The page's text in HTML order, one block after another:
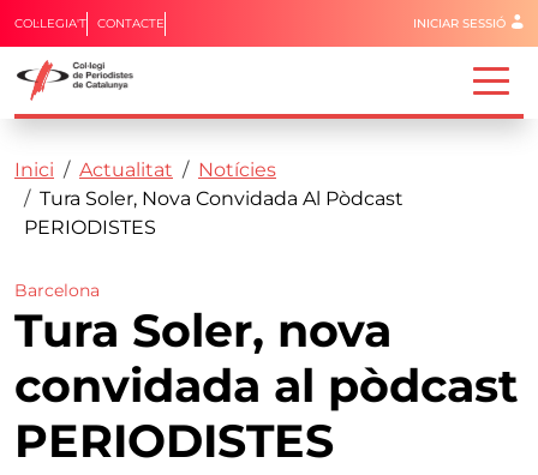
Vés al contingut
Capçalera
COL·LEGIA'T CONTACTE Menú del
INICIAR SESSIÓ
Fil d'ariadna
Inici Actualitat
Notícies
Tura Soler, Nova Convidada Al Pòdcast
PERIODISTES
Barcelona
Tura Soler, nova
convidada al pòdcast
PERIODISTES